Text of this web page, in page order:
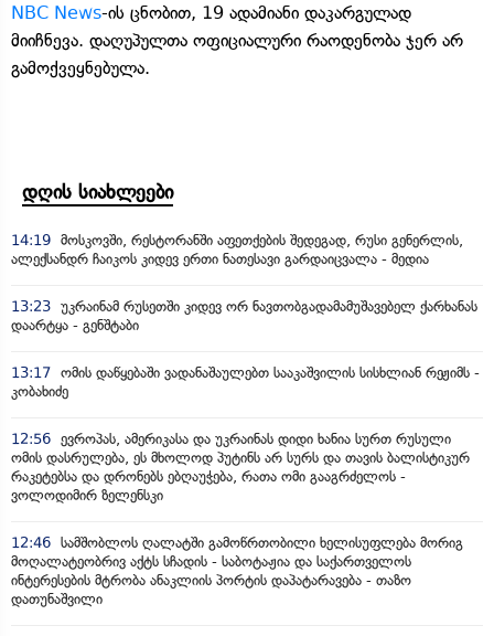
NBC News-ის ცნობით, 19 ადამიანი დაკარგულად
მიიჩნევა. დაღუპულთა ოფიციალური რაოდენობა ჯერ არ
გამოქვეყნებულა.
დღის სიახლეები
14:19 მოსკოვში, რესტორანში აფეთქების შედეგად, რუსი გენერლის,
ალექსანდრ ჩაიკოს კიდევ ერთი ნათესავი გარდაიცვალა - მედია
13:23 უკრაინამ რუსეთში კიდევ ორ ნავთობგადამამუშავებელ ქარხანას
დაარტყა - გენშტაბი
13:17 ომის დაწყებაში ვადანაშაულებთ სააკაშვილის სისხლიან რეჟიმს -
კობახიძე
12:56 ევროპას, ამერიკასა და უკრაინას დიდი ხანია სურთ რუსული
ომის დასრულება, ეს მხოლოდ პუტინს არ სურს და თავის ბალისტიკურ
რაკეტებსა და დრონებს ებღაუჭება, რათა ომი გააგრძელოს -
ვოლოდიმირ ზელენსკი
12:46 სამშობლოს ღალატში გამოწრთობილი ხელისუფლება მორიგ
მოღალატეობრივ აქტს სჩადის - საბოტაჟია და საქართველოს
ინტერესების მტრობა ანაკლიის პორტის დაპატარავება - თაზო
დათუნაშვილი